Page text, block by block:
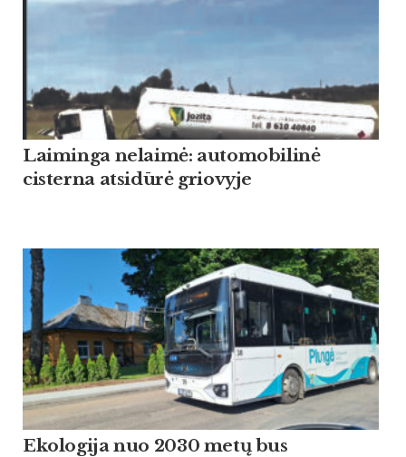
Laiminga nelaimė: automobilinė
cisterna atsidūrė griovyje
Ekologija nuo 2030 metų bus